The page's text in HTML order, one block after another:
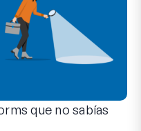
que no sabías